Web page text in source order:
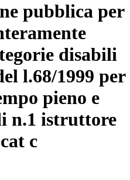
pubblica per
disabili
l.68/1999 per
pieno e
n.1 istruttore
c